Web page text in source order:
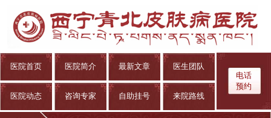
医院首页 医院简介 最新文章 医生团队
医院动态 咨询专家 自助挂号 来院路线
电话
预约